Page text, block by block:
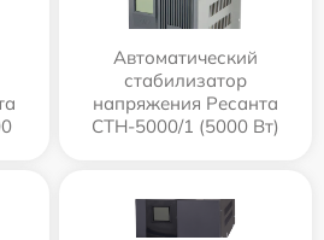
Автоматический
стабилизатор
напряжения Ресанта
СТН-5000/1 (5000 Вт)